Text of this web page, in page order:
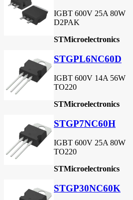
IGBT 600V 25A 80W
D2PAK
STMicroelectronics
STGPL6NC60D
IGBT 600V 14A 56W
TO220
STMicroelectronics
STGP7NC60H
IGBT 600V 25A 80W
TO220
STMicroelectronics
STGP30NC60K